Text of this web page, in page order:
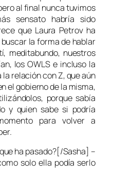
al final nunca tuvimos
sensato habría sido
que Laura Petrov ha
la forma de hablar
meditabundo, nuestros
los OWLS e incluso la
relación con Z, que aún
el gobierno de la misma,
porque sabía
y quien sabe si podría
para volver a
ha pasado?[/Sasha] –
solo ella podía serlo